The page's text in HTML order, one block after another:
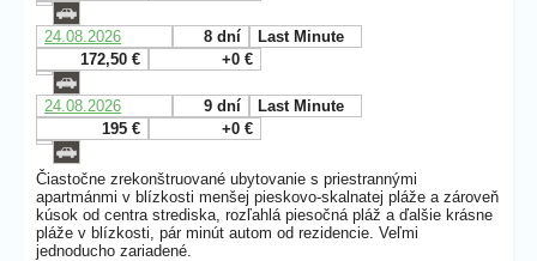
24.08.2026 8 dní
Last Minute
172,50 €
+0 €
24.08.2026 9 dní
Last Minute
195 €
+0 €
Čiastočne zrekonštruované ubytovanie s priestrannými
apartmánmi v blízkosti menšej pieskovo-skalnatej pláže a zároveň
kúsok od centra strediska, rozľahlá piesočná pláž a ďalšie krásne
pláže v blízkosti, pár minút autom od rezidencie. Veľmi
jednoducho zariadené.